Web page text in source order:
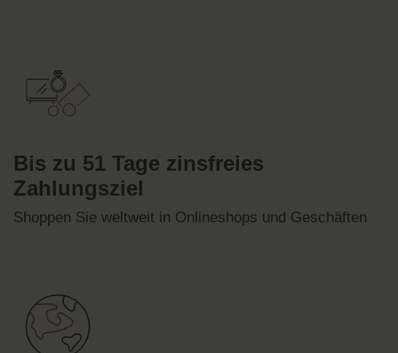
Bis zu 51 Tage zinsfreies
Zahlungsziel
Shoppen Sie weltweit in Onlineshops und Geschäften